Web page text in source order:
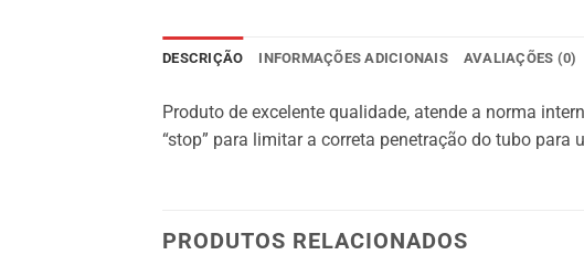
DESCRIÇÃO INFORMAÇÕES ADICIONAIS AVALIAÇÕES (0)
Produto de excelente qualidade, atende a norma
“stop” para limitar a correta penetração do tubo para
PRODUTOS RELACIONADOS